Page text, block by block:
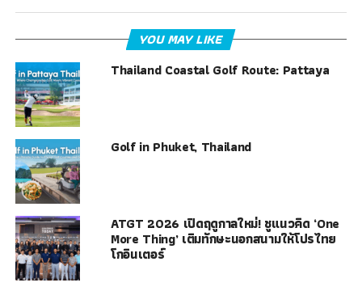
YOU MAY LIKE
Thailand Coastal Golf Route: Pattaya
Golf in Phuket, Thailand
ATGT 2026 เปิดฤดูกาลใหม่! ชูแนวคิด ‘One
More Thing’ เติมทักษะนอกสนามให้โปรไทย
โกอินเตอร์